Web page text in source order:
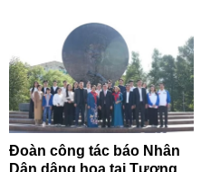
Đoàn công tác báo Nhân
Dân dâng hoa tại Tượng